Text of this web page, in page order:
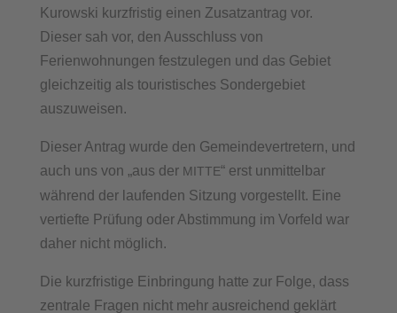
Kurowski kurzfristig einen Zusatzantrag vor.
Dieser sah vor, den Ausschluss von
Ferienwohnungen festzulegen und das Gebiet
gleichzeitig als touristisches Sondergebiet
auszuweisen.
Dieser Antrag wurde den Gemeindevertretern, und
auch uns von „aus der MITTE“ erst unmittelbar
während der laufenden Sitzung vorgestellt. Eine
vertiefte Prüfung oder Abstimmung im Vorfeld war
daher nicht möglich.
Die kurzfristige Einbringung hatte zur Folge, dass
zentrale Fragen nicht mehr ausreichend geklärt